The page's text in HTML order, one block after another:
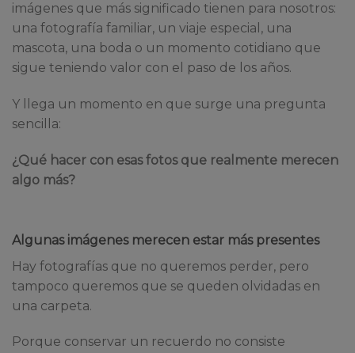
imágenes que más significado tienen para nosotros:
una fotografía familiar, un viaje especial, una
mascota, una boda o un momento cotidiano que
sigue teniendo valor con el paso de los años.
Y llega un momento en que surge una pregunta
sencilla:
¿Qué hacer con esas fotos que realmente merecen
algo más?
Algunas imágenes merecen estar más presentes
Hay fotografías que no queremos perder, pero
tampoco queremos que se queden olvidadas en
una carpeta.
Porque conservar un recuerdo no consiste